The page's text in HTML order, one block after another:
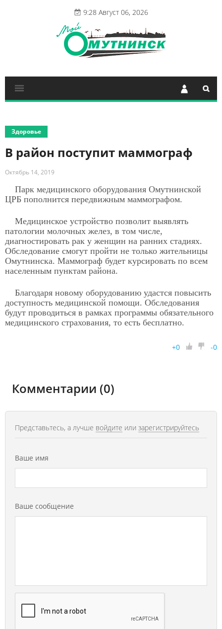
9:28 Август 06, 2026
Здоровье
В район поступит маммограф
Октябрь 14, 2019
Парк медицинского оборудования Омутнинской
ЦРБ пополнится передвижным маммографом.
Медицинское устройство позволит выявлять
патологии молочных желез, в том числе,
диагностировать рак у женщин на ранних стадиях.
Обследование смогут пройти не только жительницы
Омутнинска. Маммограф будет курсировать по всем
населенным пунктам района.
Благодаря новому оборудованию удастся повысить
доступность медицинской помощи. Обследования
будут проводиться в рамках программы обязательного
медицинского страхования, то есть бесплатно.
+0 -0
Комментарии (0)
Представьтесь, а лучше войдите или зарегистрируйтесь
Ваше имя
Ваше сообщение